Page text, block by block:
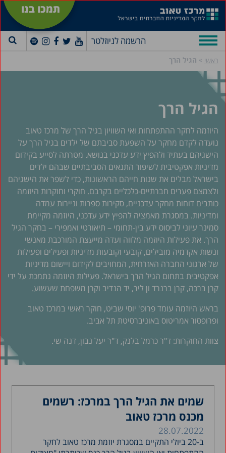
תמכו בנו
הרשמה לניוזלטר
ראשי » הגיל הרך
הגיל הרך
היוזמה לחקר ההתפתחות ואי השוויון בגיל הרך של מרכז טאוב
נועדה לקדם מחקר על השפעת סביבתם של ילדים בגיל הרך על
הישגיהם בעתיד ולהפיץ ידע עדכני בנושא. מטרתה לסייע בקידום
מדיניות אפקטיבית לשיפור התנאים הסביבתיים שבהם ילדים
בישראל מבלים את שנות חייהם הראשונות, כדי לשפר את הישגיהם
ולצמצם פערים חברתיים-כלכליים בקרבם. חוקרי וחוקרות היוזמה
כותבים דוחות מחקר עדכניים, סקירות ספרות וניירות עמדה
ומדיניות. במסגרת מאמציה להפיץ ידע עדכני, היוזמה מקיימת
סמינר עיוני לביסוס ידע בין-תחומי – תיאורטי ואמפירי – בחקר הגיל
הרך. את פעילות היוזמה מלווה ועדה מייעצת המורכבת מאנשי
ונשות אקדמיה מובילים, קובעי וקובעות מדיניות ופעילים ופעילות
של ארגוני החברה האזרחית, המחויבים לקידום ויישום מדיניות
אפקטיבית בתחום הגיל הרך בישראל. פעילות היוזמה נתמכת על ידי
קרן ברכה, קרן ברנרד ון ליר, יד הנדיב וקרן משפחת שעשוע.
בראש היוזמה עומד פרופ' יוסי שביט, חוקר ראשי במרכז טאוב
ופרופסור אמריטוס באוניברסיטת תל אביב.
צוות החוקרות: ד"ר כרמל בלנק, ד"ר יעל נבון, דנה שי.
שמים את הגיל הרך במרכז: רשמים
מכנס מרכז טאוב
28.07.2022
ב-20 ביולי התקיים במסגרת יוזמת מרכז טאוב לחקר